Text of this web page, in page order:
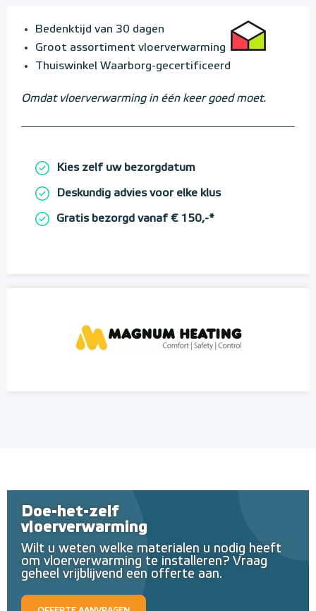
Bedenktijd van 30 dagen
Groot assortiment vloerverwarming
Thuiswinkel Waarborg-gecertificeerd
Omdat vloerverwarming in één keer goed moet.
Kies zelf uw bezorgdatum
Deskundig advies voor elke klus
Gratis bezorgd vanaf € 150,-*
Doe-het-zelf
vloerverwarming
Wilt u weten welke materialen u nodig heeft
om vloerverwarming te installeren? Vraag
geheel vrijblijvend een offerte aan.